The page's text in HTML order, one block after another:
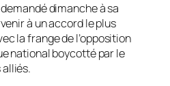
dimanche à sa
à un accord le plus
la frange de l’opposition
national boycotté par le